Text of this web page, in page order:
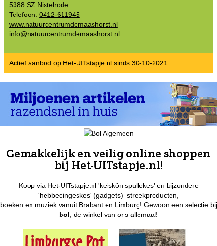
5388 SZ Nistelrode
Telefoon: 0412-611945
www.natuurcentrumdemaashorst.nl
info@natuurcentrumdemaashorst.nl
Actief aanbod op Het-UITstapje.nl sinds 30-10-2021
Gemakkelijk en veilig online shoppen
bij Het-UITstapje.nl!
Koop via Het-UITstapje.nl 'keiskôn spullekes' en bijzondere
'hebbedingeskes' (gadgets), streekproducten,
boeken en muziek vanuit Brabant en Limburg! Gewoon een selectie bij
bol, de winkel van ons allemaal!